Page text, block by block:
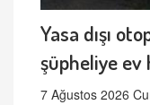
Yasa dışı
şüpheliye ev
7 Ağustos 2026